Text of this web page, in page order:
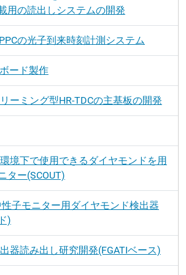
用の読出しシステムの開発
の光子到来時刻計測システム
ード製作
ーミング型HR-TDCの主基板の開発
境下で使用できるダイヤモンドを用
ター(SCOUT)
性子モニター用ダイヤモンド検出器
)
器読み出し研究開発(FGATIベース)